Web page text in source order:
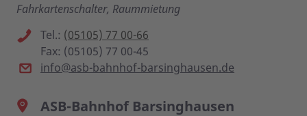
Fahrkartenschalter, Raummietung
Tel.: (05105) 77 00-66
Fax: (05105) 77 00-45
info@asb-bahnhof-barsinghausen.de
ASB-Bahnhof Barsinghausen